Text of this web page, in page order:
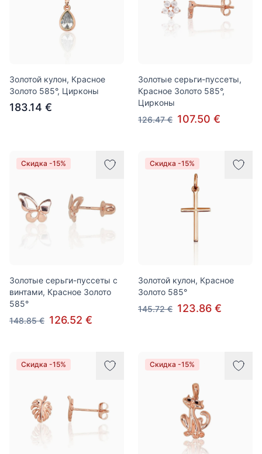
Золотой кулон, Красное
Золото 585°, Цирконы
183.14 €
Золотые серьги-пуссеты,
Красное Золото 585°,
Цирконы
126.47 € 107.50 €
Скидка -15%
Золотые серьги-пуссеты с
винтами, Красное Золото
585°
148.85 € 126.52 €
Скидка -15%
Золотой кулон, Красное
Золото 585°
145.72 € 123.86 €
Скидка -15% Скидка -15%